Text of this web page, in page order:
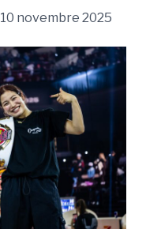
10 novembre 2025